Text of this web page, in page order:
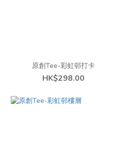
原創Tee-彩虹邨打卡
HK$298.00